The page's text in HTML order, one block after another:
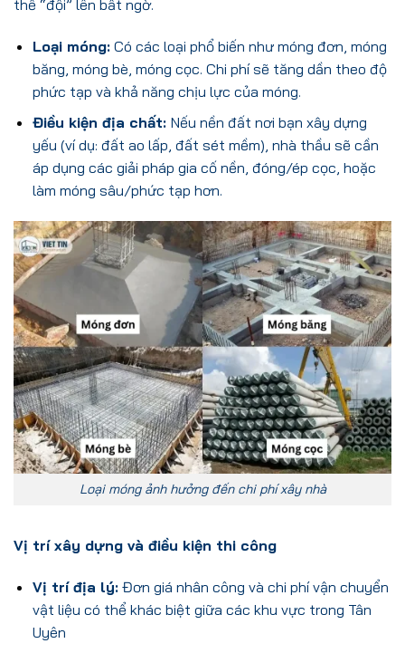
thể “đội” lên bất ngờ.
Loại móng:Có các loại phổ biến như móng đơn, móng
băng, móng bè, móng cọc. Chi phí sẽ tăng dần theo độ
phức tạp và khả năng chịu lực của móng.
Điều kiện địa chất: Nếu nền đất nơi bạn xây dựng
yếu (ví dụ: đất ao lấp, đất sét mềm), nhà thầu sẽ cần
áp dụng các giải pháp gia cố nền, đóng/ép cọc, hoặc
làm móng sâu/phức tạp hơn.
Loại móng ảnh hưởng đến chi phí xây nhà
Vị trí xây dựng và điều kiện thi công
Vị trí địa lý:Đơn giá nhân công và chi phí vận chuyển
vật liệu có thể khác biệt giữa các khu vực trong Tân
Uyên